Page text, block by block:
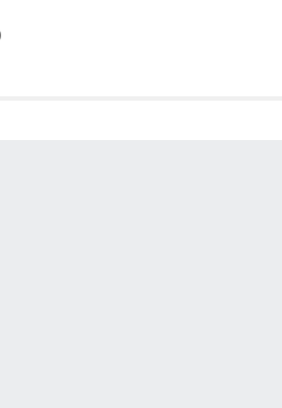
ト配布のスタンバイ中。 ※「５」
...